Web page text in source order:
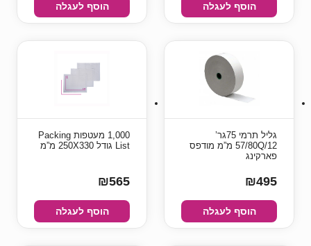
הוסף לעגלה הוסף לעגלה
גליל תרמי 75גר’
57/80Q/12 מ”מ מודפס
פארקינג
₪495
הוסף לעגלה
1,000 מעטפות Packing
List גודל 250X330 מ”מ
₪565
הוסף לעגלה